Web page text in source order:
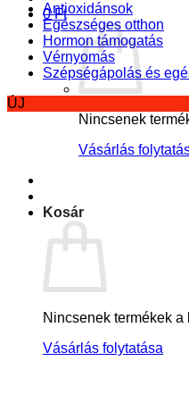
0Ft
Nincsenek
Vásárlás
Kosár
Nincsenek termékek a
Vásárlás folytatása
Antioxidánsok
Egészséges otthon
Hormon támogatás
Vérnyomás
Szépségápolás és
ÚJ